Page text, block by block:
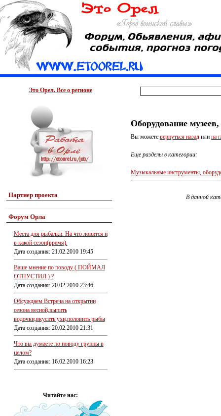
Это Орел. Все о регионе
Партнер проекта
Форум Орла
Места для рыбалки. На что ловится и
в какой сезон(время).
Дата создания: 21.02.2010 19:45
Ваше мнение по поводу ( ПОЙМАЛ
ОТПУСТИЛ ) ?
Дата создания: 20.02.2010 23:46
Обсуждаем Встреча на открытии
сезона весной,выпить
водочки,вкусить ухи,половить рыбы
Дата создания: 20.02.2010 21:31
Что вы думаете по поводу группы в
целом?
Дата создания: 16.02.2010 16:23
Читайте нас:
Оборудование
Вы можете вернуться назад или на
Еще разделы в категории:
Музыкальные инструменты,
В данной